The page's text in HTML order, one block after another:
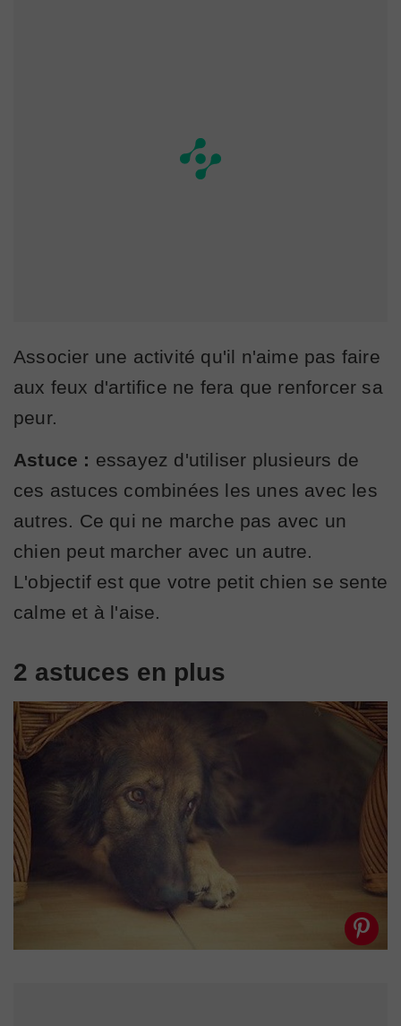
Associer une activité qu'il n'aime pas faire
aux feux d'artifice ne fera que renforcer sa
peur.
Astuce : essayez d'utiliser plusieurs de
ces astuces combinées les unes avec les
autres. Ce qui ne marche pas avec un
chien peut marcher avec un autre.
L'objectif est que votre petit chien se sente
calme et à l'aise.
2 astuces en plus